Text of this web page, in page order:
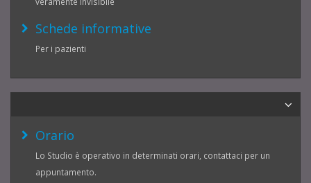
Schede informative
Per i pazienti
Orario
Lo Studio è operativo in determinati orari, contattaci per un
appuntamento.